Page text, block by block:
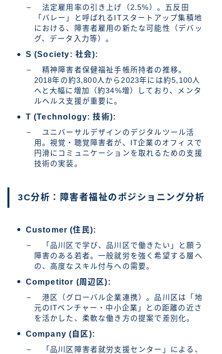
法定雇用率の引き上げ（2.5%）。五反田
「バレー」と呼ばれるITスタートアップ集積地
における、障害者雇用の新たな可能性（デバッ
グ、データ入力等）。
S (Society: 社会):
精神障害者保健福祉手帳所持者の推移。
2018年の約3,800人から2023年には約5,100人
へと大幅に増加（約34%増）しており、メンタ
ルヘルス支援が重要に。
T (Technology: 技術):
ユニバーサルデザインのデジタルツール活
用。視覚・聴覚障害者が、IT企業のオフィスで
円滑にコミュニケーションを取れるための支援
技術の実装。
3C分析：障害者福祉のポジショニング分析
Customer (住民):
「品川区で学び、品川区で働きたい」と願う
障害のある若者。一般就労を強く希望する層へ
の、高度なスキル付与への需要。
Competitor (周辺区):
港区（グローバル企業連携）。品川区は「地
元のITベンチャー・中小企業」との距離の近さ
を活かした、柔軟な働き方の提案で差別化。
Company (自区):
「品川区障害者就労支援センター」による、